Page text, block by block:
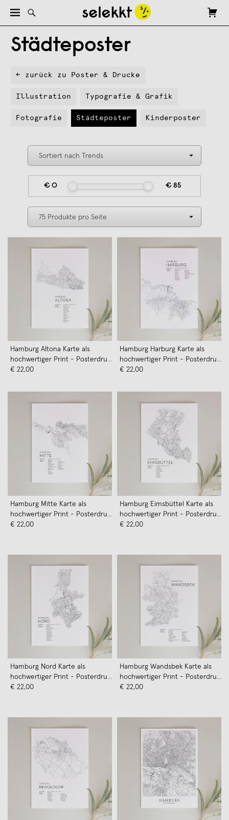
Städteposter
← zurück zu Poster & Drucke
Illustration Typografie & Grafik
Fotografie Städteposter Kinderposter
€ 0 € 85
Hamburg Altona Karte als
hochwertiger Print - Posterdruck
im skandinavischen Stil von
€ 22,00
Hamburg Harburg Karte als
hochwertiger Print - Posterdruck
im skandinavischen Stil von
€ 22,00
Hamburg Mitte Karte als
hochwertiger Print - Posterdruck
im skandinavischen Stil von
€ 22,00
Hamburg Eimsbüttel Karte als
hochwertiger Print - Posterdruck
im skandinavischen Stil von
€ 22,00
Hamburg Nord Karte als
hochwertiger Print - Posterdruck
im skandinavischen Stil von
€ 22,00
Hamburg Wandsbek Karte als
hochwertiger Print - Posterdruck
im skandinavischen Stil von
€ 22,00